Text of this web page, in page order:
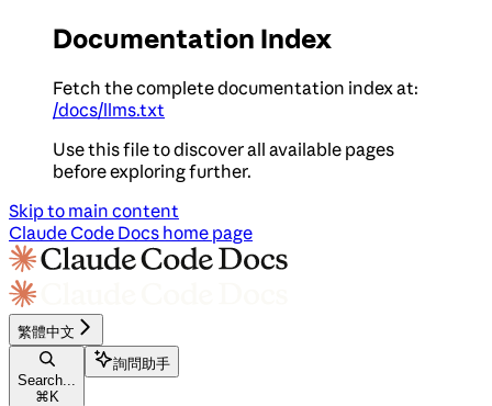
Documentation Index
Fetch the complete documentation index at:
/docs/llms.txt
Use this file to discover all available pages
before exploring further.
Skip to main content
Claude Code Docs home page
繁體中文
Search...
⌘ K
詢問助手